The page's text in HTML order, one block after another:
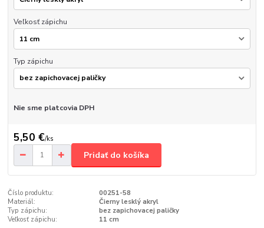
Veľkosť zápichu
Typ zápichu
Nie sme platcovia DPH
5,50 €/ks
Pridať do košíka
Číslo produktu:
00251-58
Materiál:
Čierny lesklý akryl
Typ zápichu:
bez zapichovacej paličky
Veľkosť zápichu:
11 cm